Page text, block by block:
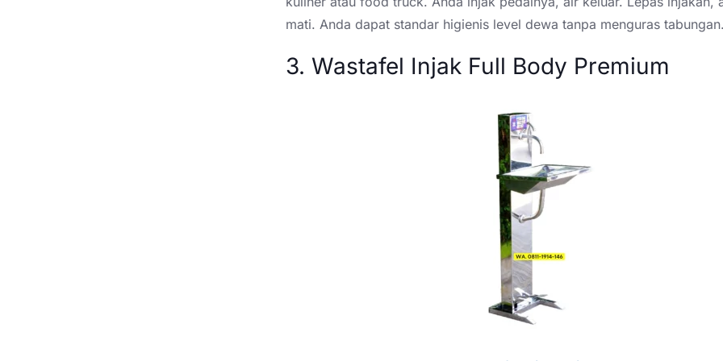
mati. Anda dapat standar higienis level dewa tanpa menguras tabungan.
3. Wastafel Injak Full Body Premium